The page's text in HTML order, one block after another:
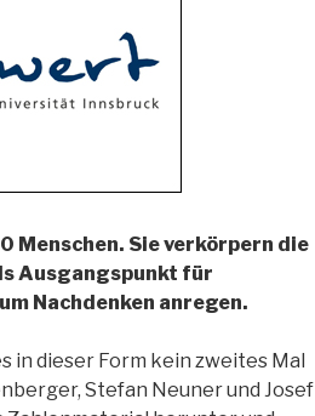
Menschen. Sie verkörpern die
Ausgangspunkt für
Nachdenken anregen.
in dieser Form kein zweites Mal
Stefan Neuner und Josef